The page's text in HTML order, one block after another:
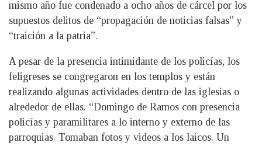
mismo año fue condenado a ocho años de cárcel por los
supuestos delitos de “propagación de noticias falsas” y
“traición a la patria”.
A pesar de la presencia intimidante de los policías, los
feligreses se congregaron en los templos y están
realizando algunas actividades dentro de las iglesias o
alrededor de ellas. “Domingo de Ramos con presencia
policías y paramilitares a lo interno y externo de las
parroquias. Tomaban fotos y videos a los laicos. Un